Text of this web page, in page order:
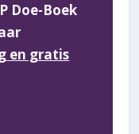
Doe-Boek
en gratis